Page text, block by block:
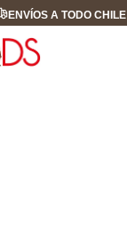
ENVÍOS A TODO CHILE